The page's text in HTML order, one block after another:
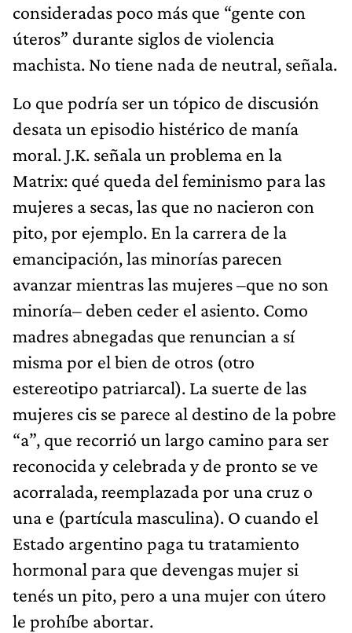
consideradas poco más que “gente con
úteros” durante siglos de violencia
machista. No tiene nada de neutral, señala.
Lo que podría ser un tópico de discusión
desata un episodio histérico de manía
moral. J.K. señala un problema en la
Matrix: qué queda del feminismo para las
mujeres a secas, las que no nacieron con
pito, por ejemplo. En la carrera de la
emancipación, las minorías parecen
avanzar mientras las mujeres –que no son
minoría– deben ceder el asiento. Como
madres abnegadas que renuncian a sí
misma por el bien de otros (otro
estereotipo patriarcal). La suerte de las
mujeres cis se parece al destino de la pobre
“a”, que recorrió un largo camino para ser
reconocida y celebrada y de pronto se ve
acorralada, reemplazada por una cruz o
una e (partícula masculina). O cuando el
Estado argentino paga tu tratamiento
hormonal para que devengas mujer si
tenés un pito, pero a una mujer con útero
le prohíbe abortar.